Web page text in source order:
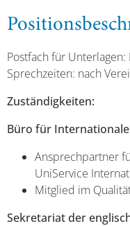
Postfach für Unterlagen:
Sprechzeiten: nach
Zuständigkeiten:
Büro für
Ansprechpartner
UniService
Mitglied im
Sekretariat der